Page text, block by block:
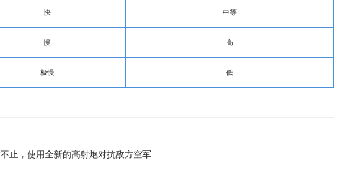
快 中等
慢 高
极慢 低
止，使用全新的高射炮对抗敌方空军